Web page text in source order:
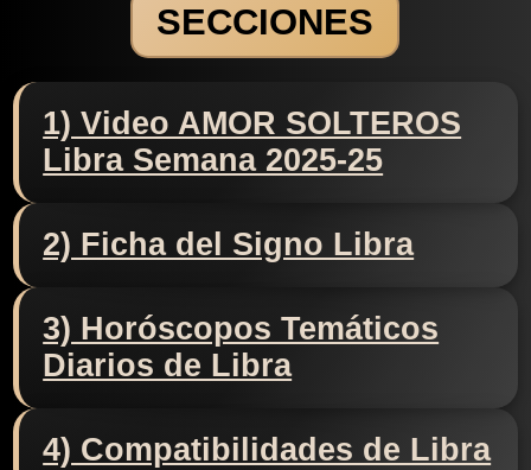
SECCIONES
1) Video AMOR SOLTEROS
Libra Semana 2025-25
2) Ficha del Signo Libra
3) Horóscopos Temáticos
Diarios de Libra
4) Compatibilidades de Libra